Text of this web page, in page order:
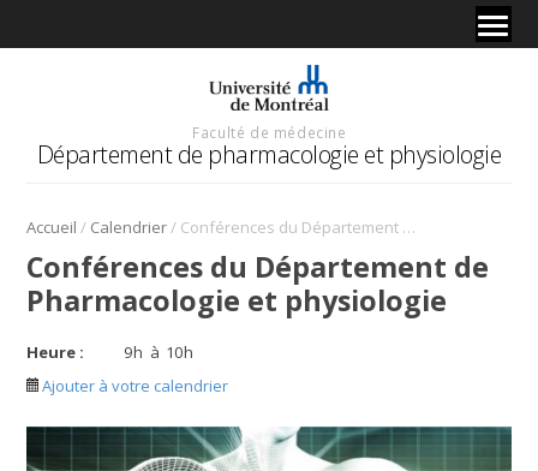
Faculté de médecine
Département de pharmacologie et physiologie
Accueil / Calendrier/ Conférences du Département de Pharmacologie et physiologie
Conférences du Département de
Pharmacologie et physiologie
Heure : 9h à 10h
Ajouter à votre calendrier